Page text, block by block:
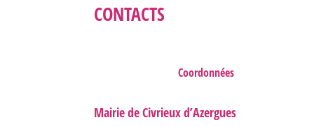
CONTACTS
Coordonnées
Mairie de Civrieux d’Azergues